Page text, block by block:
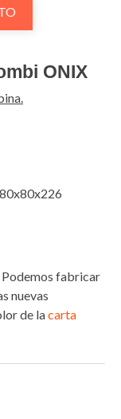
ONIX
fabricar
nuevas
de lacarta